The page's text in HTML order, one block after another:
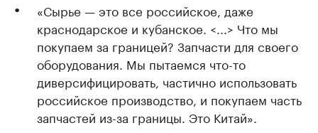
«Сырье — это все российское, даже
краснодарское и кубанское. <...> Что мы
покупаем за границей? Запчасти для своего
оборудования. Мы пытаемся что-то
диверсифицировать, частично использовать
российское производство, и покупаем часть
запчастей из-за границы. Это Китай».